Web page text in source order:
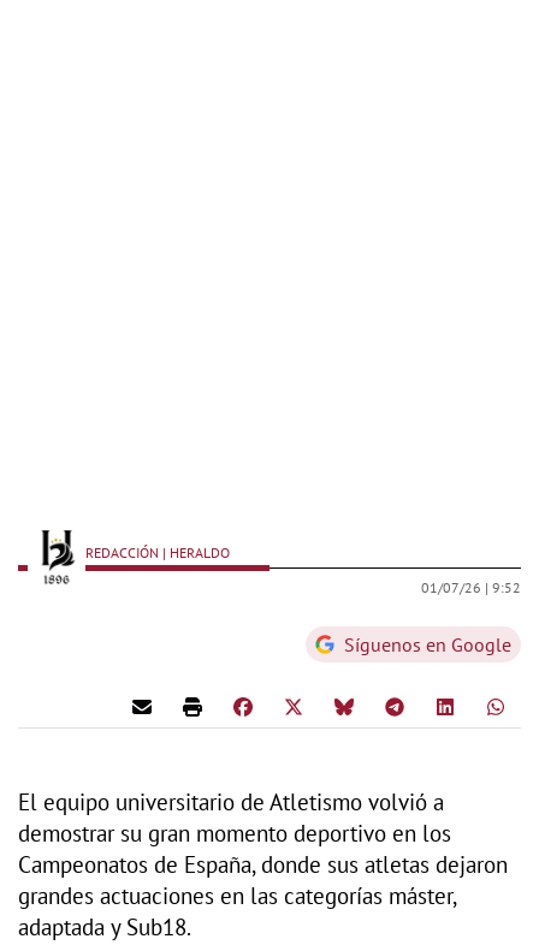
REDACCIÓN | HERALDO
01/07/26 | 9:52
Síguenos en Google
El equipo universitario de Atletismo volvió a
demostrar su gran momento deportivo en los
Campeonatos de España, donde sus atletas dejaron
grandes actuaciones en las categorías máster,
adaptada y Sub18.